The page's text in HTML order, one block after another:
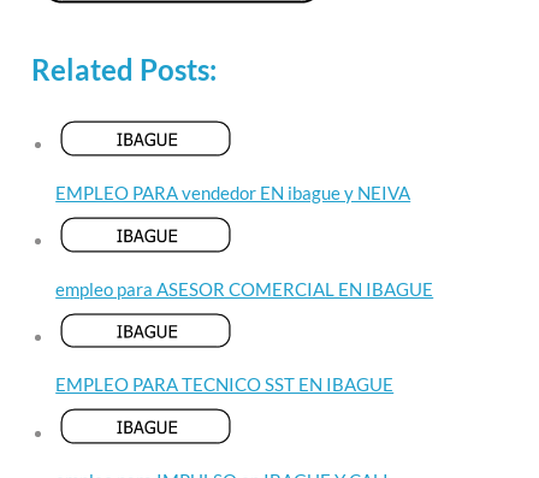
Related Posts:
EMPLEO PARA vendedor EN ibague y NEIVA
empleo para ASESOR COMERCIAL EN IBAGUE
EMPLEO PARA TECNICO SST EN IBAGUE